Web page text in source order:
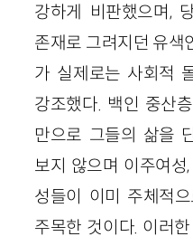
강하게 비판했으며,
존재로 그려지던 유색
가 실제로는 사회적
강조했다. 백인 중산
만으로 그들의 삶을
보지 않으며 이주여성
성들이 이미 주체적
주목한 것이다. 이러한